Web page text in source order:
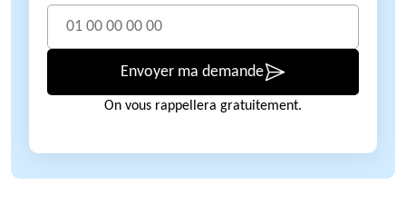
Envoyer ma demande
On vous rappellera gratuitement.